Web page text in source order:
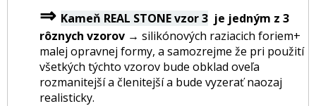
⇒ Kameň REAL STONE vzor 3 je jedným z 3
rôznych vzorov → silikónových raziacich foriem+
malej opravnej formy, a samozrejme že pri použití
všetkých týchto vzorov bude obklad oveľa
rozmanitejší a členitejší a bude vyzerať naozaj
realisticky.